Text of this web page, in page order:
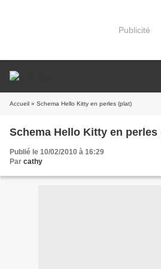
Publicité
Accueil » Schema Hello Kitty en perles (plat)
Schema Hello Kitty en perles
Publié le 10/02/2010 à 16:29
Par cathy